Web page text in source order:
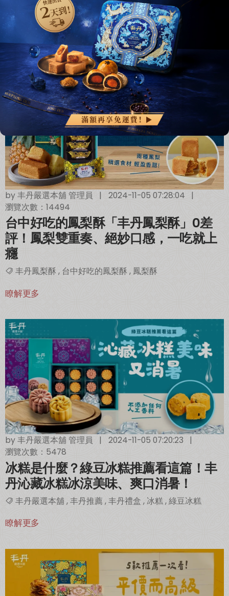
伴手禮,台中伴手禮 核桃糕,桂圓南棗核桃糕 ,
核桃糕禮盒
瞭解更多
by丰丹嚴選本舖 管理員 | 2024-11-05 07:28:04
|
瀏覽次數：14494
台中好吃的鳳梨酥「丰丹鳳梨酥」0差
評！鳳梨雙重奏、絕妙口感，一吃就上
癮
丰丹鳳梨酥 , 台中好吃的鳳梨酥 , 鳳梨酥
瞭解更多
by丰丹嚴選本舖 管理員 | 2024-11-05 07:20:23
|
瀏覽次數：5478
冰糕是什麼？綠豆冰糕推薦看這篇！丰
丹沁藏冰糕冰涼美味、爽口消暑！
丰丹嚴選本舖 ,丰丹推薦 ,丰丹禮盒 , 冰糕,綠豆冰糕
瞭解更多